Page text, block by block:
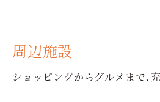
周辺施設
ショッピングからグルメまで、